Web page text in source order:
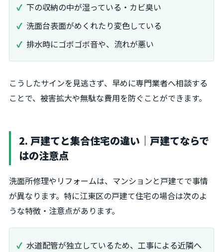
下の収納の中が湿っている・カビ臭い
洗面台表面がめくれたり変色している
排水時にゴボゴボ音や、流れが悪い
こうしたサインを見逃さず、早めに専門業者へ相談する
ことで、被害拡大や無駄な費用を防ぐことができます。
2. 戸建てと集合住宅の違い｜戸建てならで
はの注意点
洗面所修理やリフォームは、マンションと戸建てで事情
が異なります。特に江東区の戸建て住宅の場合は次のよ
うな特徴・注意点があります。
水道配管が独立しているため、工事による近隣へ